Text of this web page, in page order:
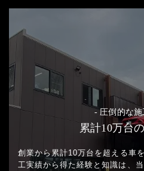
- 圧倒的な
累計10万台
創業から累計10万台を超える車
工実績から得た経験と知識は、